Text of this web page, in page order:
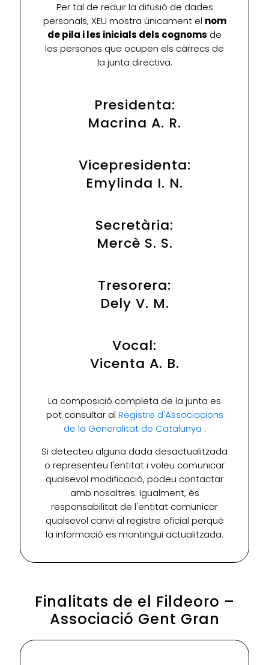
Per tal de reduir la difusió de dades
personals, XEU mostra únicament el nom
de pila i les inicials dels cognoms de
les persones que ocupen els càrrecs de
la junta directiva.
Presidenta:
Macrina A. R.
Vicepresidenta:
Emylinda I. N.
Secretària:
Mercè S. S.
Tresorera:
Dely V. M.
Vocal:
Vicenta A. B.
La composició completa de la junta es
pot consultar al Registre d'Associacions
de la Generalitat de Catalunya .
Si detecteu alguna dada desactualitzada
o representeu l'entitat i voleu comunicar
qualsevol modificació, podeu contactar
amb nosaltres. Igualment, és
responsabilitat de l'entitat comunicar
qualsevol canvi al registre oficial perquè
la informació es mantingui actualitzada.
Finalitats de el Fildeoro –
Associació Gent Gran